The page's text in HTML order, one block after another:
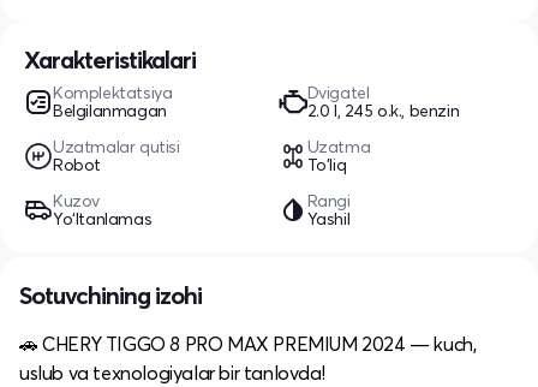
Xarakteristikalari
Komplektatsiya
Belgilanmagan
Dvigatel
2.0 l, 245 o.k., benzin
Uzatmalar qutisi
Robot
Uzatma
To'liq
Kuzov
Yo‘ltanlamas
Rangi
Yashil
Sotuvchining izohi
🚗 CHERY TIGGO 8 PRO MAX PREMIUM 2024 — kuch,
uslub va texnologiyalar bir tanlovda!